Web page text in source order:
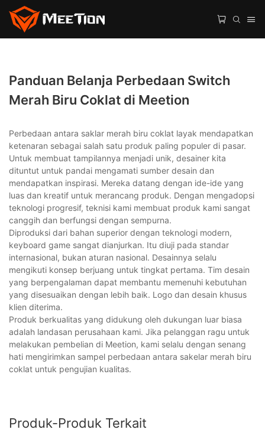
Panduan Belanja Perbedaan Switch
Merah Biru Coklat di Meetion
Perbedaan antara saklar merah biru coklat layak mendapatkan
ketenaran sebagai salah satu produk paling populer di pasar.
Untuk membuat tampilannya menjadi unik, desainer kita
dituntut untuk pandai mengamati sumber desain dan
mendapatkan inspirasi. Mereka datang dengan ide-ide yang
luas dan kreatif untuk merancang produk. Dengan mengadopsi
teknologi progresif, teknisi kami membuat produk kami sangat
canggih dan berfungsi dengan sempurna.
Diproduksi dari bahan superior dengan teknologi modern,
keyboard game sangat dianjurkan. Itu diuji pada standar
internasional, bukan aturan nasional. Desainnya selalu
mengikuti konsep berjuang untuk tingkat pertama. Tim desain
yang berpengalaman dapat membantu memenuhi kebutuhan
yang disesuaikan dengan lebih baik. Logo dan desain khusus
klien diterima.
Produk berkualitas yang didukung oleh dukungan luar biasa
adalah landasan perusahaan kami. Jika pelanggan ragu untuk
melakukan pembelian di Meetion, kami selalu dengan senang
hati mengirimkan sampel perbedaan antara sakelar merah biru
coklat untuk pengujian kualitas.
Produk-Produk Terkait